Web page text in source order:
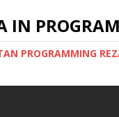
IN
PROGRAMMING